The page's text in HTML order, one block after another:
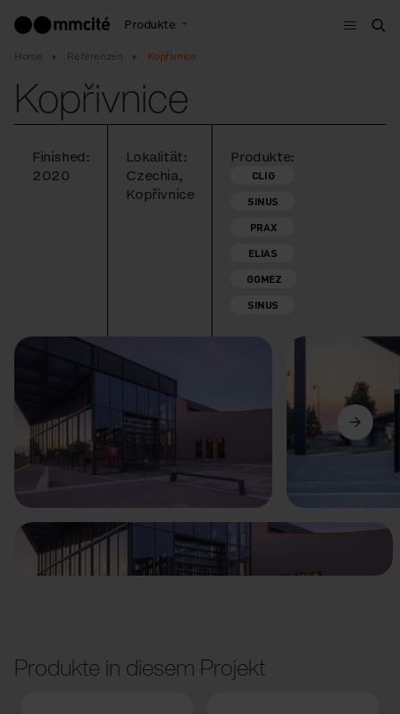
Produkte
Menu
Home Referenzen Kopřivnice
Kopřivnice
Finished:
2020
Lokalität:
Czechia,
Kopřivnice
Produkte:
CLIG
SINUS
PRAX
ELIAS
GOMEZ
SINUS
Vorige
Produkte in diesem Projekt